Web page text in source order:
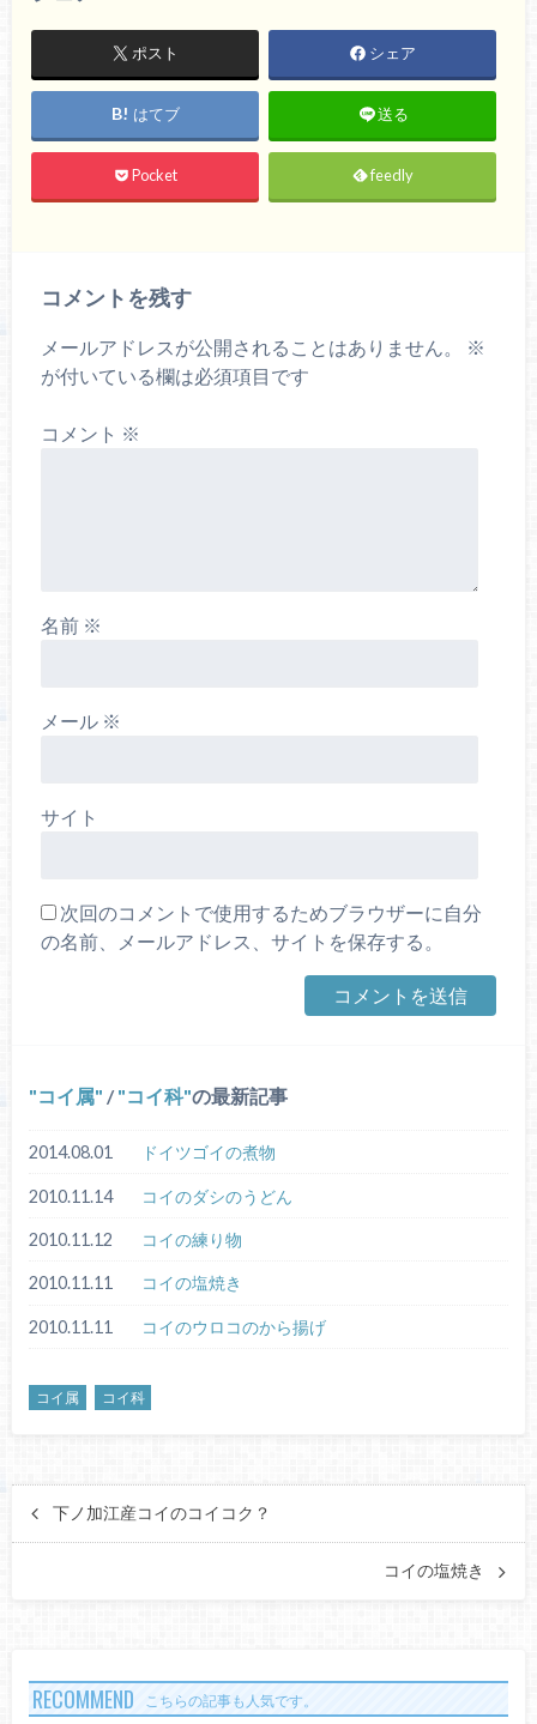
ポスト シェア
はてブ 送る
Pocket feedly
コメントを残す
メールアドレスが公開されることはありません。
※
が付いている欄は必須項目です
コメント ※
名前 ※
メール ※
サイト
次回のコメントで使用するためブラウザーに自分
の名前、メールアドレス、サイトを保存する。
コイ属 / コイ科 の最新記事
2014.08.01 ドイツゴイの煮物
2010.11.14 コイのダシのうどん
2010.11.12 コイの練り物
2010.11.11 コイの塩焼き
2010.11.11 コイのウロコのから揚げ
コイ属 コイ科
下ノ加江産コイのコイコク？
コイの塩焼き
RECOMMEND こちらの記事も人気です。